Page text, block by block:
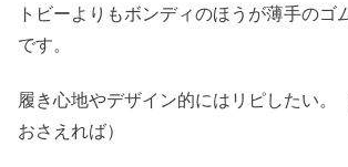
トビーよりもボンディのほうが薄手のゴ
です。
履き心地やデザイン的にはリピしたい。
おさえれば）